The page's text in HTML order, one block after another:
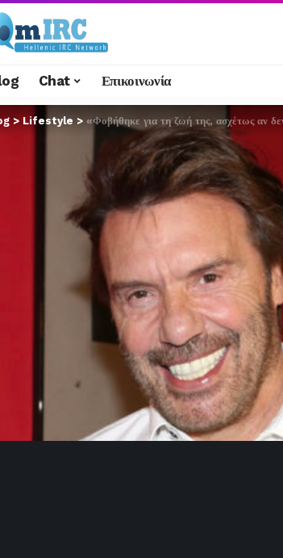
Chat Επικοινωνία
> Lifestyle > «Φοβήθηκε για τη ζωή της, ασχέτως αν